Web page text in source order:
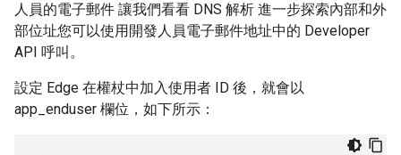
人員的電子郵件 讓我們看看 DNS 解析 進一步探索內部和外
部位址您可以使用開發人員電子郵件地址中的 Developer
API 呼叫。
設定 Edge 在權杖中加入使用者 ID 後，就會以
app_enduser 欄位，如下所示：